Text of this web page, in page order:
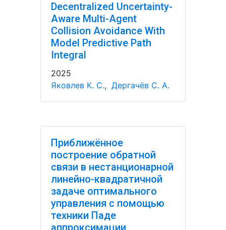
Decentralized Uncertainty-
Aware Multi-Agent
Collision Avoidance With
Model Predictive Path
Integral
2025
Яковлев К. С., Дергачёв С. А.
Приближённое
построение обратной
связи в нестанционарной
линейно-квадратичной
задаче оптимального
управления с помощью
техники Паде
аппроксимации